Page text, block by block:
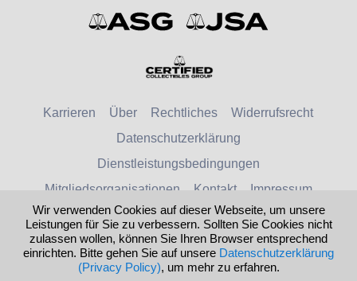
Karrieren Über Rechtliches
Widerrufsrecht
Datenschutzerklärung
Dienstleistungsbedingungen
Mitgliedsorganisationen
Kontakt Impressum
© 2026 Numismatic Guaranty Company
Deutschland
United States
Wir verwenden Cookies auf dieser Webseite, um unsere
Leistungen für Sie zu verbessern. Sollten Sie Cookies nicht
zulassen wollen, können Sie Ihren Browser entsprechend
einrichten. Bitte gehen Sie auf unsere Datenschutzerklärung
(Privacy Policy), um mehr zu erfahren.